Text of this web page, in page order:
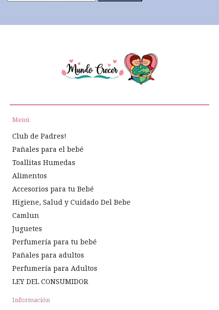
Menú
Club de Padres!
Pañales para el bebé
Toallitas Humedas
Alimentos
Accesorios para tu Bebé
Higiene, Salud y Cuidado Del Bebe
Camlun
Juguetes
Perfumería para tu bebé
Pañales para adultos
Perfumería para Adultos
LEY DEL CONSUMIDOR
Información